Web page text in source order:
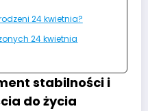
24 kwietnia?
24 kwietnia
stabilności i
do życia